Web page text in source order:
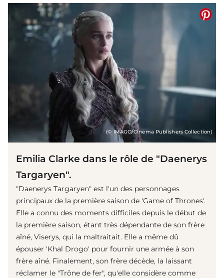
(© IMAGO/Cinema Publishers Collection)
Emilia Clarke dans le rôle de "Daenerys
Targaryen".
"Daenerys Targaryen" est l'un des personnages
principaux de la première saison de 'Game of Thrones'.
Elle a connu des moments difficiles depuis le début de
la première saison, étant très dépendante de son frère
aîné, Viserys, qui la maltraitait. Elle a même dû
épouser 'Khal Drogo' pour fournir une armée à son
frère aîné. Finalement, son frère décède, la laissant
réclamer le "Trône de fer", qu'elle considère comme